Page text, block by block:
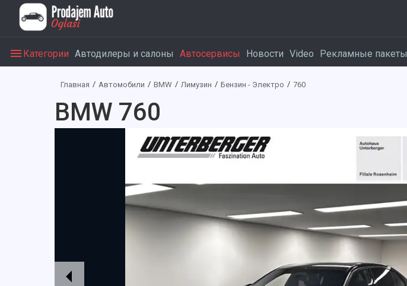
Категории Автодилеры и салоны Автосервисы Новости Video Рекламные пакеты
Главная Автомобили BMW Лимузин Бензин - Электро 760
BMW 760